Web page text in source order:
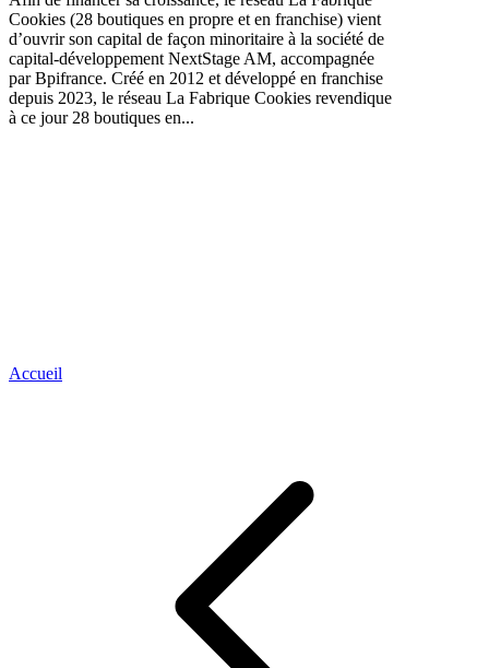
Cookies (28 boutiques en propre et en franchise) vient
d’ouvrir son capital de façon minoritaire à la société de
capital-développement NextStage AM, accompagnée
par Bpifrance. Créé en 2012 et développé en franchise
depuis 2023, le réseau La Fabrique Cookies revendique
à ce jour 28 boutiques en...
Accueil